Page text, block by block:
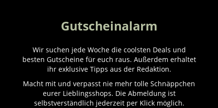
Gutscheinalarm
Wir suchen jede Woche die coolsten Deals und
besten Gutscheine für euch raus. Außerdem erhaltet
ihr exklusive Tipps aus der Redaktion.
Macht mit und verpasst nie mehr tolle Schnäppchen
eurer Lieblingsshops. Die Abmeldung ist
selbstverständlich jederzeit per Klick möglich.